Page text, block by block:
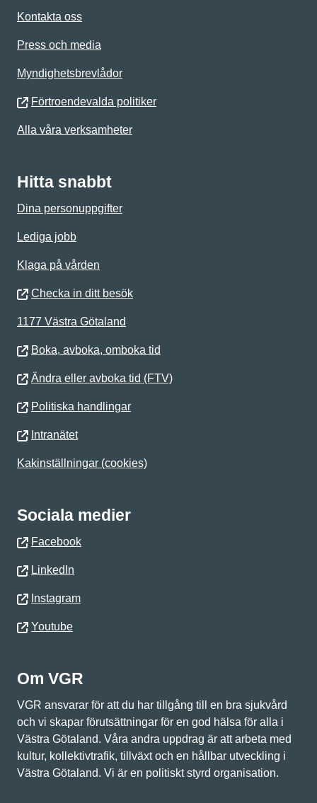
Kontakta oss
Press och media
Myndighetsbrevlådor
Förtroendevalda politiker
Alla våra verksamheter
Hitta snabbt
Dina personuppgifter
Lediga jobb
Klaga på vården
Checka in ditt besök
1177 Västra Götaland
Boka, avboka, omboka tid
Ändra eller avboka tid (FTV)
Politiska handlingar
Intranätet
Kakinställningar (cookies)
Sociala medier
Facebook
LinkedIn
Instagram
Youtube
Om VGR
VGR ansvarar för att du har tillgång till en bra sjukvård
och vi skapar förutsättningar för en god hälsa för alla i
Västra Götaland. Våra andra uppdrag är att arbeta med
kultur, kollektivtrafik, tillväxt och en hållbar utveckling i
Västra Götaland. Vi är en politiskt styrd organisation.